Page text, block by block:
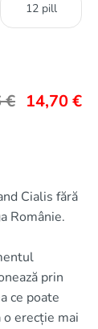
12 pill
€ 14,70€
Cialis fără
Românie.
prin
ce poate
erecție mai